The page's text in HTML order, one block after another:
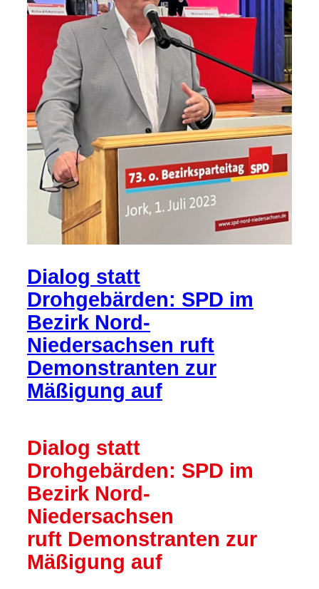
Dialog statt
Drohgebärden: SPD im
Bezirk Nord-
Niedersachsen ruft
Demonstranten zur
Mäßigung auf
Dialog statt
Drohgebärden: SPD im
Bezirk Nord-
Niedersachsen
ruft Demonstranten zur
Mäßigung auf